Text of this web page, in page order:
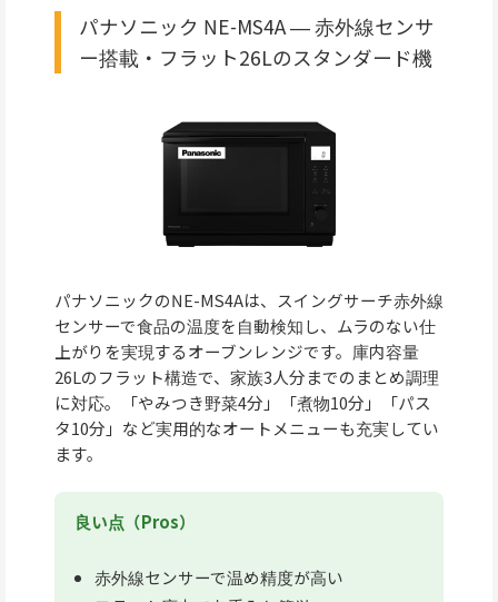
パナソニック NE-MS4A ― 赤外線センサ
ー搭載・フラット26Lのスタンダード機
パナソニックのNE-MS4Aは、スイングサーチ赤外線
センサーで食品の温度を自動検知し、ムラのない仕
上がりを実現するオーブンレンジです。庫内容量
26Lのフラット構造で、家族3人分までのまとめ調理
に対応。「やみつき野菜4分」「煮物10分」「パス
タ10分」など実用的なオートメニューも充実してい
ます。
良い点（Pros）
赤外線センサーで温め精度が高い